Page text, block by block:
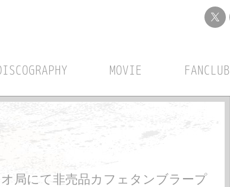
MOVIE FANCLUB
局にて非売品カフェタンブラープ